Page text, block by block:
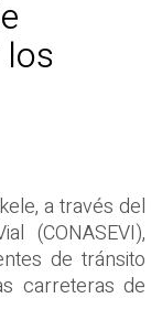
a través del
(CONASEVI),
de tránsito
carreteras de